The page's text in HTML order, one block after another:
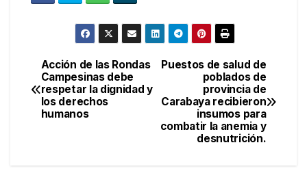
Navegación
de
Puestos de salud de
poblados de
provincia de
Carabaya recibieron
insumos para
combatir la anemia y
desnutrición.
Acción de las Rondas
Campesinas debe
respetar la dignidad y
los derechos
humanos